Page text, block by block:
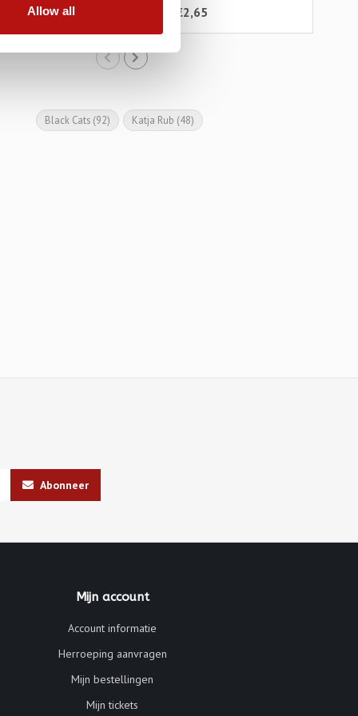
Allow all €2,65
Black Cats (92) Katja Rub (48)
Abonneer
Mijn account
Account informatie
Herroeping aanvragen
Mijn bestellingen
Mijn tickets